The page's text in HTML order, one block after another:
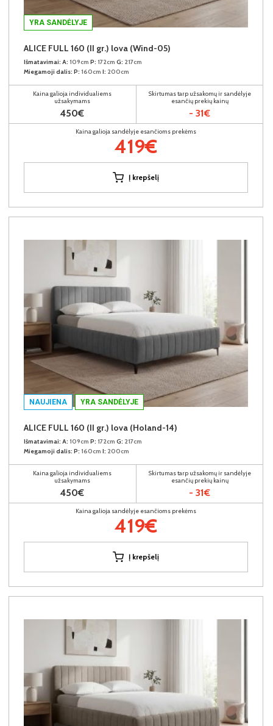
YRA SANDĖLYJE
ALICE FULL 160 (II gr.) lova (Wind-05)
Išmatavimai: A: 109cm P: 172cm G: 217cm
Miegamoji dalis: P: 160cm I: 200cm
Kaina galioja individualiems
užsakymams
450€
Skirtumas tarp užsakomų ir sandėlyje
esančių prekių kainų
- 31€
Kaina galioja sandėlyje esančioms prekėms
419€
Į krepšelį
NAUJIENA YRA SANDĖLYJE
ALICE FULL 160 (II gr.) lova (Holand-14)
Išmatavimai: A: 109cm P: 172cm G: 217cm
Miegamoji dalis: P: 160cm I: 200cm
Kaina galioja individualiems
užsakymams
450€
Skirtumas tarp užsakomų ir sandėlyje
esančių prekių kainų
- 31€
Kaina galioja sandėlyje esančioms prekėms
419€
Į krepšelį